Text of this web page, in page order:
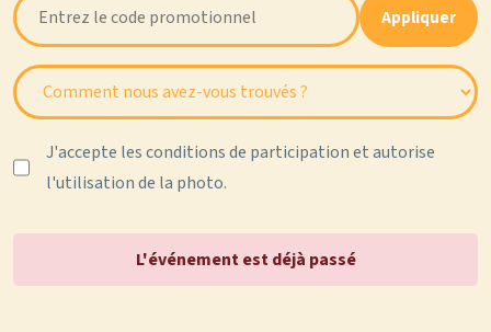
Appliquer
J'accepte les conditions de participation et autorise
l'utilisation de la photo.
L'événement est déjà passé